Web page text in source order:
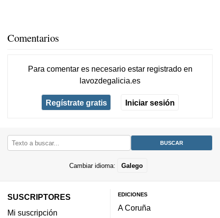
Comentarios
Para comentar es necesario estar registradoen
lavozdegalicia.es
Regístrate gratis Iniciar sesión
Cambiar idioma: Galego
SUSCRIPTORES
Mi suscripción
EDICIONES
A Coruña